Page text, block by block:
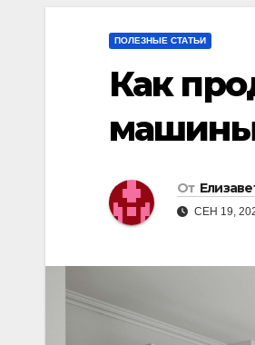
ПОЛЕЗНЫЕ СТАТЬИ
Как
От
СЕН 19,